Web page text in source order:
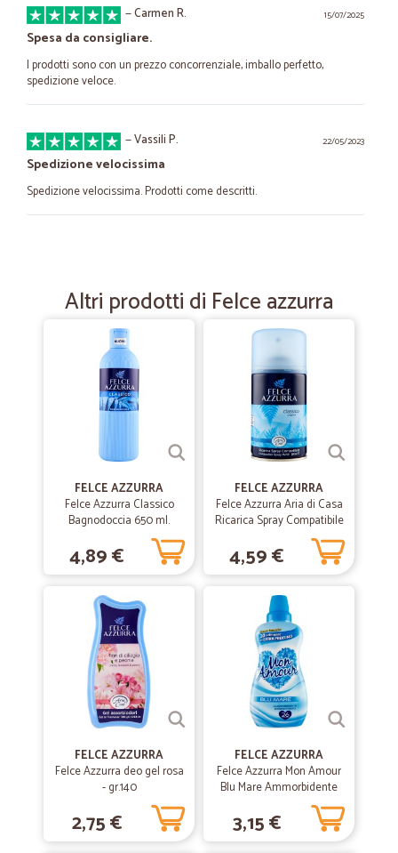
15/07/2025
—Carmen R.
Spesa da consigliare.
I prodotti sono con un prezzo concorrenziale, imballo perfetto,
spedizione veloce.
22/05/2023
—Vassili P.
Spedizione velocissima
Spedizione velocissima. Prodotti come descritti.
Consegna puntuale, prodotti intatti e gentilezza del corriere, ho preso
12 bagnoschiuma felce azzurra
— Mauro A.
ordine evaso con tempismo perfetto…
ordine evaso con tempismo perfetto davvero efficienti
03/02/2022
—Alessandra R.
Sono soddisfatta bravi
—Francesco B.
AVVOLTE LE CONSEGNE AVVENGONO IN…
AVVOLTE LE CONSEGNE AVVENGONO IN RITARDO MA NON
SEMPRE PER IL RESTO INECCEPIBILE TUTTA LA MERCE VIENE
CONSEGNATA SEMPRE BEN REFRIGERATA QUALSIASI PAGAMENTO
E' ACCETTATO CONSIGLIABILE A TUTTI .......
—Maria P.
La merce è sempre di ottima qualità ed…
La merce è sempre di ottima qualità ed il servizio rapido ed
ineccepibile
Altri prodotti di Felce azzurra
FELCE AZZURRA
Felce Azzurra Classico
Bagnodoccia 650 ml.
4,89 €
FELCE AZZURRA
Felce Azzurra Aria di Casa
Ricarica Spray Compatibile
classico 250 ml.
4,59 €
FELCE AZZURRA
Felce Azzurra deo gel rosa
- gr.140
2,75 €
FELCE AZZURRA
Felce Azzurra Mon Amour
Blu Mare Ammorbidente
Concentrato 650 ml.
3,15 €